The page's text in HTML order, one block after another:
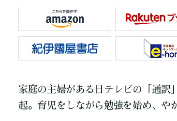
家庭の主婦がある日テレビの「通訳
起。育児をしながら勉強を始め、や